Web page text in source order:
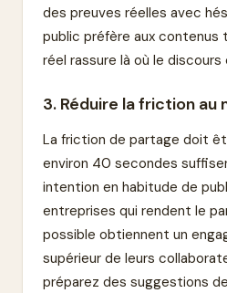
des preuves réelles avec
public préfère aux contenus
réel rassure là où le
3. Réduire la friction au
La friction de partage doit
environ 40 secondes
intention en habitude de
entreprises qui rendent le
possible obtiennent un
supérieur de leurs
préparez des suggestions